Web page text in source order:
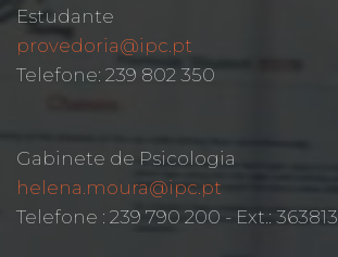
Estudante
provedoria@ipc.pt
Telefone: 239 802 350
Gabinete de Psicologia
helena.moura@ipc.pt
Telefone : 239 790 200 - Ext.: 363813